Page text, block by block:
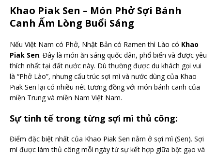
Khao Piak Sen – Món Phở Sợi Bánh
Canh Ấm Lòng Buổi Sáng
Nếu Việt Nam có Phở, Nhật Bản có Ramen thì Lào có Khao
Piak Sen. Đây là món ăn sáng quốc dân, phổ biến và được yêu
thích nhất tại đất nước này. Dù thường được du khách gọi vui
là “Phở Lào”, nhưng cấu trúc sợi mì và nước dùng của Khao
Piak Sen lại có nhiều nét tương đồng với món bánh canh của
miền Trung và miền Nam Việt Nam.
Sự tinh tế trong từng sợi mì thủ công:
Điểm đặc biệt nhất của Khao Piak Sen nằm ở sợi mì (Sen). Sợi
mì được làm thủ công mỗi ngày từ sự kết hợp giữa bột gạo và